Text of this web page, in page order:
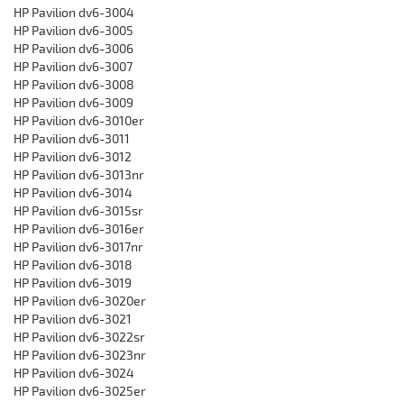
HP Pavilion dv6-3004
HP Pavilion dv6-3005
HP Pavilion dv6-3006
HP Pavilion dv6-3007
HP Pavilion dv6-3008
HP Pavilion dv6-3009
HP Pavilion dv6-3010er
HP Pavilion dv6-3011
HP Pavilion dv6-3012
HP Pavilion dv6-3013nr
HP Pavilion dv6-3014
HP Pavilion dv6-3015sr
HP Pavilion dv6-3016er
HP Pavilion dv6-3017nr
HP Pavilion dv6-3018
HP Pavilion dv6-3019
HP Pavilion dv6-3020er
HP Pavilion dv6-3021
HP Pavilion dv6-3022sr
HP Pavilion dv6-3023nr
HP Pavilion dv6-3024
HP Pavilion dv6-3025er